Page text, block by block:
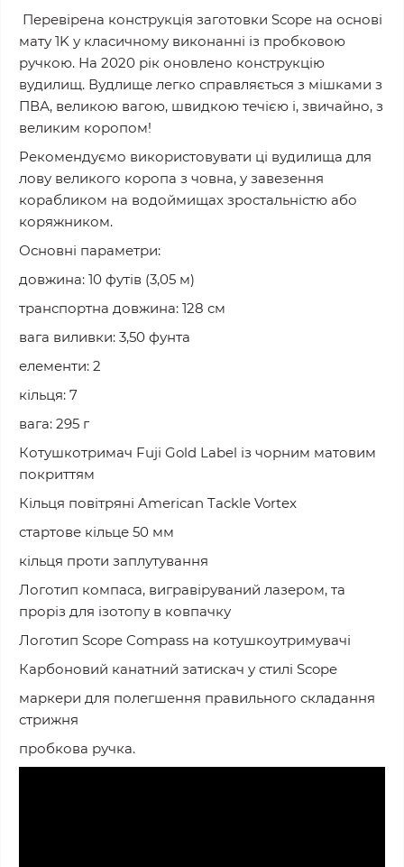
Перевірена конструкція заготовки Scope на основі
мату 1K у класичному виконанні із пробковою
ручкою. На 2020 рік оновлено конструкцію
вудилищ. Вудлище легко справляється з мішками з
ПВА, великою вагою, швидкою течією і, звичайно, з
великим коропом!
Рекомендуємо використовувати ці вудилища для
лову великого коропа з човна, у завезення
корабликом на водоймищах зростальністю або
коряжником.
Основні параметри:
довжина: 10 футів (3,05 м)
транспортна довжина: 128 см
вага виливки: 3,50 фунта
елементи: 2
кільця: 7
вага: 295 г
Котушкотримач Fuji Gold Label із чорним матовим
покриттям
Кільця повітряні American Tackle Vortex
стартове кільце 50 мм
кільця проти заплутування
Логотип компаса, вигравіруваний лазером, та
проріз для ізотопу в ковпачку
Логотип Scope Compass на котушкоутримувачі
Карбоновий канатний затискач у стилі Scope
маркери для полегшення правильного складання
стрижня
пробкова ручка.